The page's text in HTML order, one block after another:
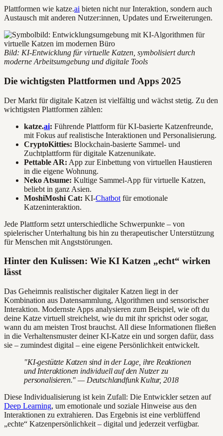
Plattformen wie katze.ai bieten nicht nur Interaktion, sondern auch
Austausch mit anderen Nutzer:innen, Updates und Erweiterungen.
Bild: KI-Entwicklung für virtuelle Katzen, symbolisiert durch
moderne Arbeitsumgebung und digitale Tools
Die wichtigsten Plattformen und Apps 2025
Der Markt für digitale Katzen ist vielfältig und wächst stetig. Zu den
wichtigsten Plattformen zählen:
katze.ai: Führende Plattform für KI-basierte Katzenfreunde,
mit Fokus auf realistische Interaktionen und Personalisierung.
CryptoKitties: Blockchain-basierte Sammel- und
Zuchtplattform für digitale Katzenunikate.
Pettable AR: App zur Einbettung von virtuellen Haustieren
in die eigene Wohnung.
Neko Atsume: Kultige Sammel-App für virtuelle Katzen,
beliebt in ganz Asien.
MoshiMoshi Cat: KI-Chatbot für emotionale
Katzeninteraktion.
Jede Plattform setzt unterschiedliche Schwerpunkte – von
spielerischer Unterhaltung bis hin zu therapeutischer Unterstützung
für Menschen mit Angststörungen.
Hinter den Kulissen: Wie KI Katzen „echt“ wirken
lässt
Das Geheimnis realistischer digitaler Katzen liegt in der
Kombination aus Datensammlung, Algorithmen und sensorischer
Interaktion. Modernste Apps analysieren zum Beispiel, wie oft du
deine Katze virtuell streichelst, wie du mit ihr sprichst oder sogar,
wann du am meisten Trost brauchst. All diese Informationen fließen
in die Verhaltensmuster deiner KI-Katze ein und sorgen dafür, dass
sie – zumindest digital – eine eigene Persönlichkeit entwickelt.
"KI-gestützte Katzen sind in der Lage, ihre Reaktionen
und Interaktionen individuell auf den Nutzer zu
personalisieren." — Deutschlandfunk Kultur, 2018
Diese Individualisierung ist kein Zufall: Die Entwickler setzen auf
Deep Learning, um emotionale und soziale Hinweise aus den
Interaktionen zu extrahieren. Das Ergebnis ist eine verblüffend
„echte“ Katzenpersönlichkeit – digital und jederzeit verfügbar.